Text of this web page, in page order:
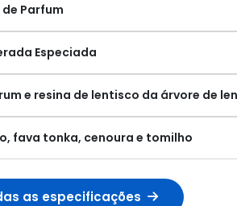
Parfum
Especiada
e resina de lentisco da árvore de
fava tonka, cenoura e tomilho
as especificações